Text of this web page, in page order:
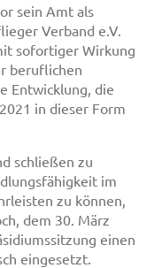
sein Amt als
Verband e.V.
sofortiger Wirkung
beruflichen
Entwicklung, die
in dieser Form
schließen zu
im
zu können,
dem 30. März
einen
eingesetzt.